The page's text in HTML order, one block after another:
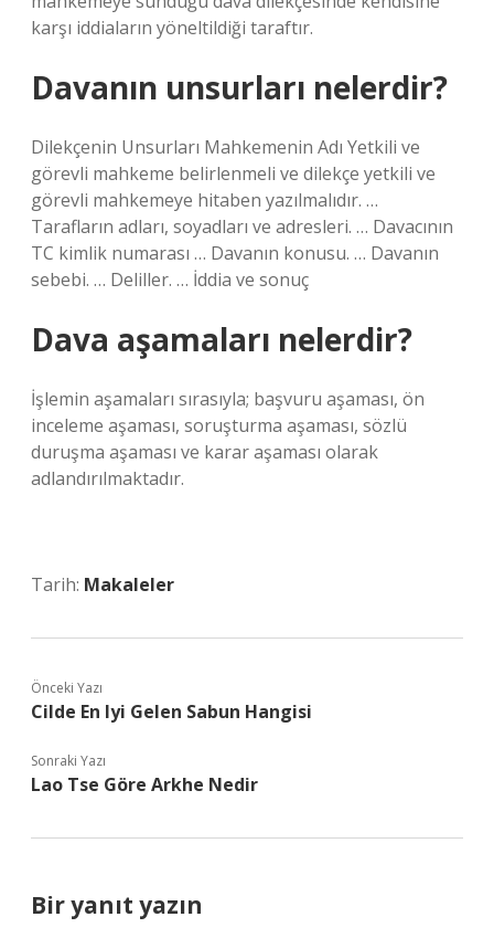
karşı iddiaların yöneltildiği taraftır.
Davanın unsurları nelerdir?
Dilekçenin Unsurları Mahkemenin Adı Yetkili ve
görevli mahkeme belirlenmeli ve dilekçe yetkili ve
görevli mahkemeye hitaben yazılmalıdır. …
Tarafların adları, soyadları ve adresleri. … Davacının
TC kimlik numarası … Davanın konusu. … Davanın
sebebi. … Deliller. … İddia ve sonuç
Dava aşamaları nelerdir?
İşlemin aşamaları sırasıyla; başvuru aşaması, ön
inceleme aşaması, soruşturma aşaması, sözlü
duruşma aşaması ve karar aşaması olarak
adlandırılmaktadır.
Tarih: Makaleler
Önceki Yazı
Cilde En Iyi Gelen Sabun Hangisi
Sonraki Yazı
Lao Tse Göre Arkhe Nedir
Bir yanıt yazın